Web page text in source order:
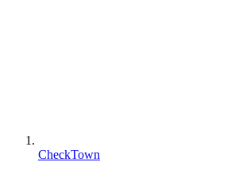
CheckTown